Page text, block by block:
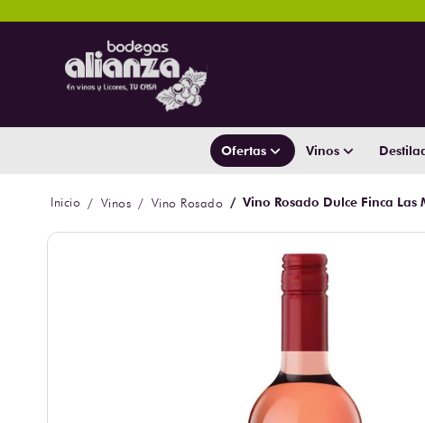
Ofertas Vinos
Vinos Vino Rosado Vino Rosado Dulce Finca